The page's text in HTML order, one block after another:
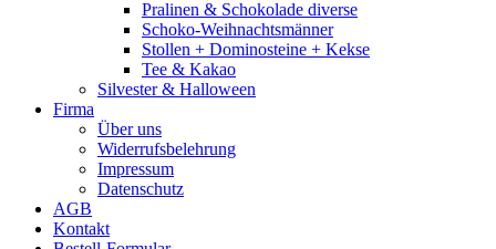
Pralinen & Schokolade diverse
Schoko-Weihnachtsmänner
Stollen + Dominosteine + Kekse
Tee & Kakao
Silvester & Halloween
Firma
Über uns
Widerrufsbelehrung
Impressum
Datenschutz
AGB
Kontakt